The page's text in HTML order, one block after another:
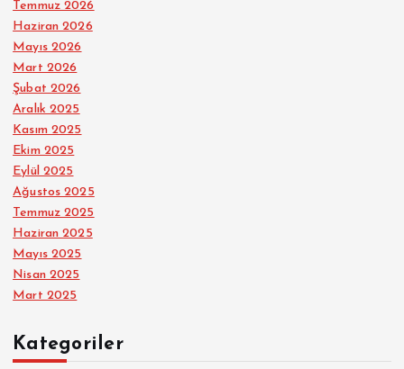
Temmuz 2026
Haziran 2026
Mayıs 2026
Mart 2026
Şubat 2026
Aralık 2025
Kasım 2025
Ekim 2025
Eylül 2025
Ağustos 2025
Temmuz 2025
Haziran 2025
Mayıs 2025
Nisan 2025
Mart 2025
Kategoriler